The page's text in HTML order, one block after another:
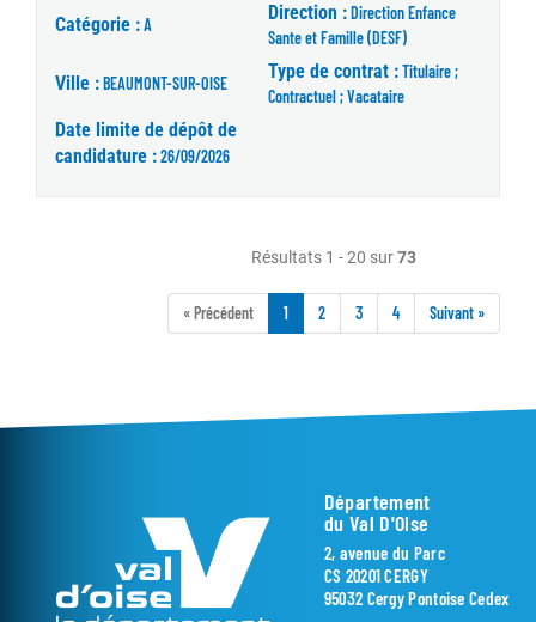
Catégorie :A
Direction :Direction Enfance
Sante et Famille (DESF)
Ville :BEAUMONT-SUR-OISE
Type de contrat :Titulaire ;
Contractuel ; Vacataire
Date limite de dépôt de
candidature :26/09/2026
Résultats 1 - 20 sur73
« Précédent 1 2 3 4 Suivant »
Département
du Val D'Oise
2, avenue du Parc
CS 20201 CERGY
95032 Cergy Pontoise Cedex